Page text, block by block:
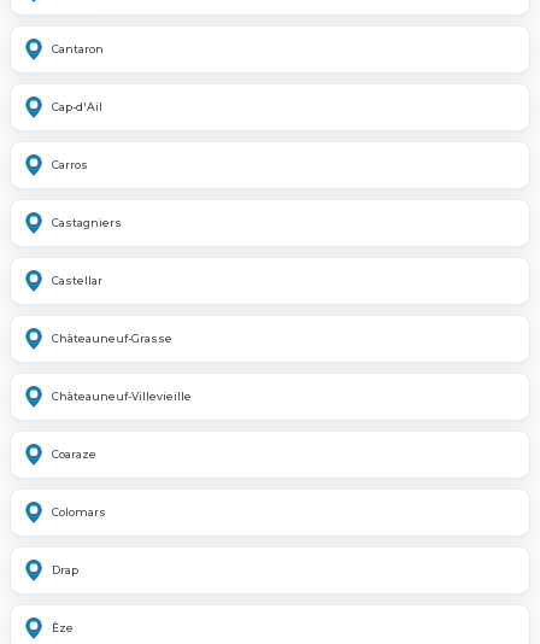
Cantaron
Cap-d'Ail
Carros
Castagniers
Castellar
Châteauneuf-Grasse
Châteauneuf-Villevieille
Coaraze
Colomars
Drap
Èze